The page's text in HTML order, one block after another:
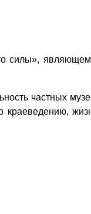
силы»,
частных
краеведению,